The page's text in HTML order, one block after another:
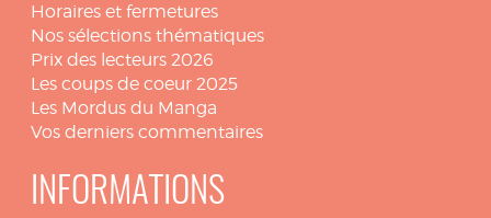
Horaires et fermetures
Nos sélections thématiques
Prix des lecteurs 2026
Les coups de coeur 2025
Les Mordus du Manga
Vos derniers commentaires
INFORMATIONS